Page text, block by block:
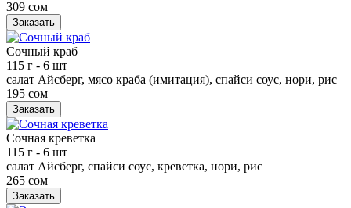
309 сом
Заказать
Сочный краб
115 г - 6 шт
салат Айсберг, мясо краба (имитация), спайси соус, нори, рис
195 сом
Заказать
Сочная креветка
115 г - 6 шт
салат Айсберг, спайси соус, креветка, нори, рис
265 сом
Заказать